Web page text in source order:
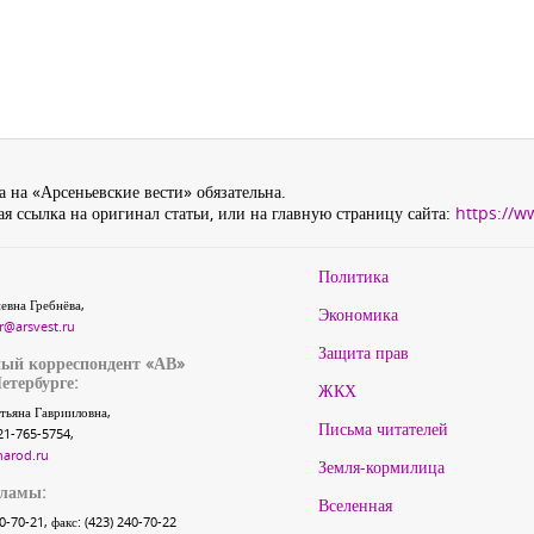
«Арсеньевские вести» обязательна.
на оригинал статьи, или на главную страницу сайта: https://
Гребнёва,
корреспондент «АВ»
Гаврииловна,
765-5754,
70-21, факс: (423) 240-70-22
Политика
Экономика
Защита прав
ЖКХ
Письма читателей
Земля-кормилица
Вселенная